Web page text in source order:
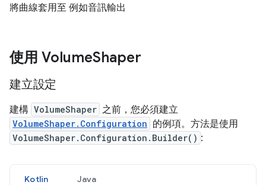
將曲線套用至 例如音訊輸出
使用 VolumeShaper
建立設定
建構 VolumeShaper 之前，您必須建立
VolumeShaper.Configuration 的例項。方法是使用
VolumeShaper.Configuration.Builder() :
Kotlin Java